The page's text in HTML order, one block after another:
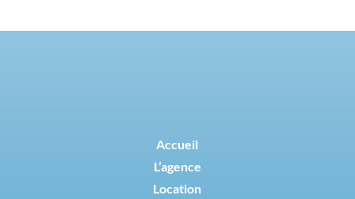
Accueil
L’agence
Location